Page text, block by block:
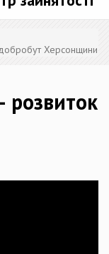
Херсонщини
розвиток